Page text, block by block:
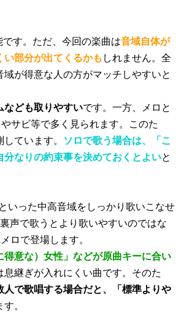
す。ただ、今回の楽曲は音域自体が
部分が出てくるかも しれません。全
が得意な人の方がマッチしやすいと
なども取りやすいです。一方、メロと
サビ等で多く見られます。このた
ています。
ソロで歌う場合は、「こ
なりの約束事を決めておくとよいと
った中高音域をしっかり歌いこなせ
声で歌うとより歌いやすいのではな
ロで登場します。
得意な）女性」などが原曲キーに合い
継ぎが入れにくい曲です。そのた
人で歌唱する場合だと、「標準よりや
。